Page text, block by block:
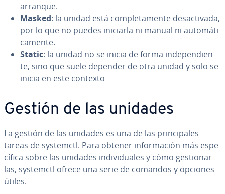
arranque.
Masked: la unidad está co­m­ple­ta­me­n­te des­ac­ti­va­da,
por lo que no puedes iniciarla ni manual ni au­to­má­ti­
ca­me­n­te.
Static: la unidad no se inicia de forma in­de­pe­n­die­n­
te, sino que suele depender de otra unidad y solo se
inicia en este contexto
Gestión de las unidades
La gestión de las unidades es una de las pri­n­ci­pa­les
tareas de systemctl. Para obtener in­fo­r­ma­ción más es­pe­
cí­fi­ca sobre las unidades in­di­vi­dua­les y cómo ge­s­tio­nar­
las, systemctl ofrece una serie de comandos y opciones
útiles.